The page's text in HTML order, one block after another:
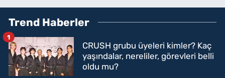
Trend Haberler
CRUSH grubu üyeleri kimler? Kaç
yaşındalar, nereliler, görevleri belli
oldu mu?
1